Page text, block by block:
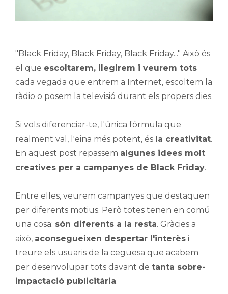
"Black Friday, Black Friday, Black Friday..." Això és
el que escoltarem, llegirem i veurem tots
cada vegada que entrem a Internet, escoltem la
ràdio o posem la televisió durant els propers dies.
Si vols diferenciar-te, l'única fórmula que
realment val, l'eina més potent, és la creativitat.
En aquest post repassem algunes idees molt
creatives per a campanyes de Black Friday.
Entre elles, veurem campanyes que destaquen
per diferents motius. Però totes tenen en comú
una cosa: són diferents a la resta. Gràcies a
això, aconsegueixen despertar l'interès i
treure els usuaris de la ceguesa que acabem
per desenvolupar tots davant de tanta sobre-
impactació publicitària.